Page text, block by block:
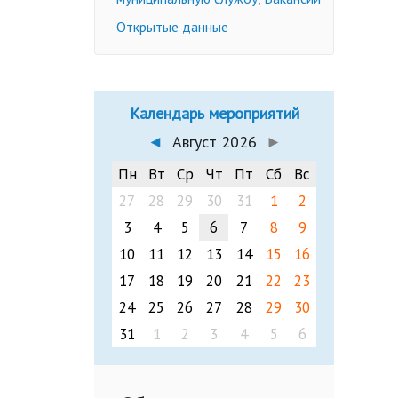
Открытые данные
Календарь мероприятий
◄ Август 2026 ►
Пн Вт Ср Чт Пт Сб
Вс
27
28 29 30 31 1
2
3
4 5 6 7 8
9
10
11 12 13 14 15
16
17
18 19 20 21 22
23
24
25 26 27 28 29
30
31
1 2 3 4 5 6